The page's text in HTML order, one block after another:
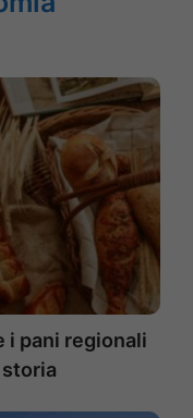
i pani regionali